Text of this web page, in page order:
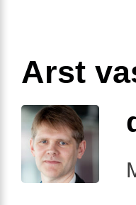
Arst